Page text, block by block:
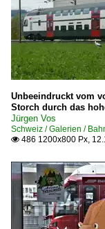
Unbeeindruckt vom
Storch durch das
Jürgen Vos
Schweiz / Galerien /
 486 1200x800 Px,